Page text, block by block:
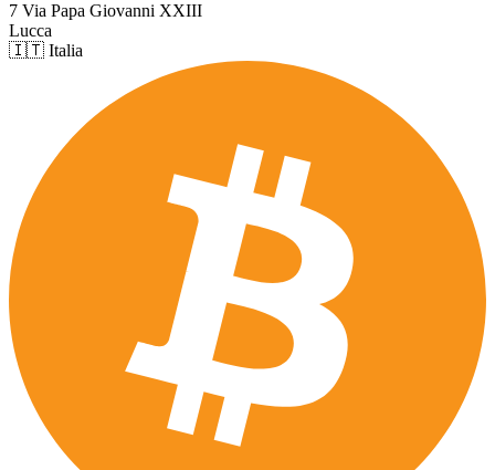
7 Via Papa Giovanni XXIII
Lucca
🇮🇹 Italia